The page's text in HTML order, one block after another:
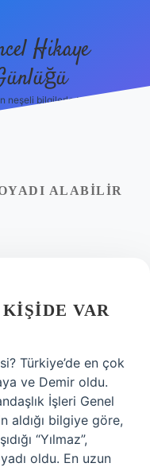
Hikaye
neşeli bilgilerle tanış!
ALABILIR
VAR
Türkiye’de en çok
ve Demir oldu.
İşleri Genel
aldığı bilgiye göre,
“Yılmaz”,
oldu. En uzun